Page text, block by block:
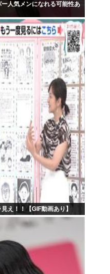
人気メンになれる可能性あ
え！！【GIF動画あり】